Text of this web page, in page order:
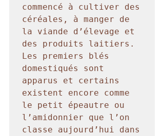
commencé à cultiver des
céréales, à manger de
la viande d’élevage et
des produits laitiers.
Les premiers blés
domestiqués sont
apparus et certains
existent encore comme
le petit épeautre ou
l’amidonnier que l’on
classe aujourd’hui dans